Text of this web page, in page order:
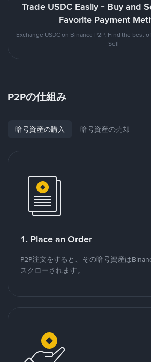
Trade USDC Easily - Buy and
Favorite Payment
Exchange USDC on Binance P2P. Find the best
Sell
P2Pの仕組み
暗号資産の購入 暗号資産の売却
1. Place an Order
P2P注文をすると、その暗号資産は
スクローされます。